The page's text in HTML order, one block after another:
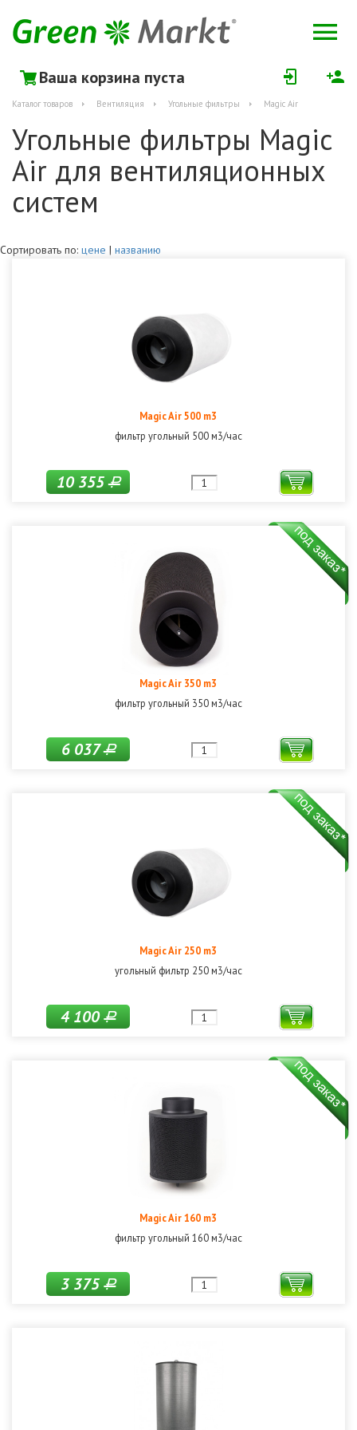
Ваша корзина пуста
Каталог товаров Вентиляция Угольные фильтры Magic Air
Угольные фильтры Magic
Air для вентиляционных
систем
Сортировать по: цене | названию
Magic Air 500 m3
фильтр угольный 500 м3/час
10 355Р
Magic Air 350 m3
фильтр угольный 350 м3/час
6 037Р
Magic Air 250 m3
угольный фильтр 250 м3/час
4 100Р
Magic Air 160 m3
фильтр угольный 160 м3/час
3 375Р